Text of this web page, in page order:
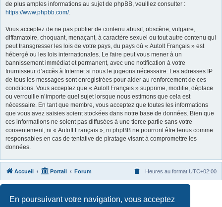
En poursuivant votre navigation, vous acceptez
de plus amples informations au sujet de phpBB, veuillez consulter :
https://www.phpbb.com/.
Vous acceptez de ne pas publier de contenu abusif, obscène, vulgaire,
diffamatoire, choquant, menaçant, à caractère sexuel ou tout autre contenu qui
peut transgresser les lois de votre pays, du pays où « AutoIt Français » est
hébergé ou les lois internationales. Le faire peut vous mener à un
bannissement immédiat et permanent, avec une notification à votre
fournisseur d’accès à Internet si nous le jugeons nécessaire. Les adresses IP
de tous les messages sont enregistrées pour aider au renforcement de ces
conditions. Vous acceptez que « AutoIt Français » supprime, modifie, déplace
ou verrouille n’importe quel sujet lorsque nous estimons que cela est
nécessaire. En tant que membre, vous acceptez que toutes les informations
que vous avez saisies soient stockées dans notre base de données. Bien que
ces informations ne soient pas diffusées à une tierce partie sans votre
consentement, ni « AutoIt Français », ni phpBB ne pourront être tenus comme
responsables en cas de tentative de piratage visant à compromettre les
données.
Accueil Portail Forum Heures au format UTC+02:00
Traduit parphpBB-fr.com